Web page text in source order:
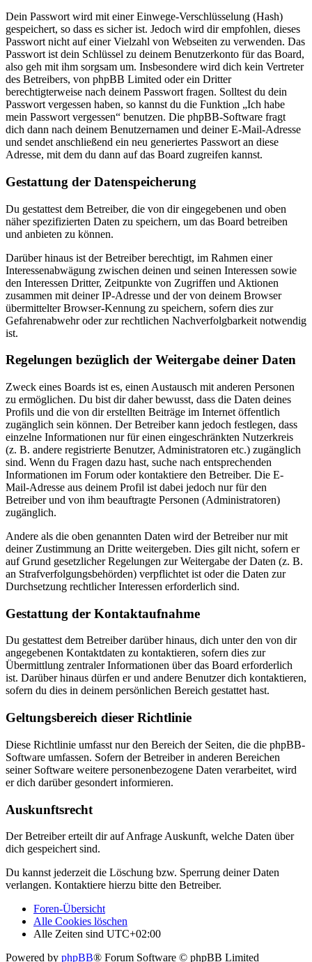
Dein Passwort wird mit einer Einwege-Verschlüsselung (Hash)
gespeichert, so dass es sicher ist. Jedoch wird dir empfohlen, dieses
Passwort nicht auf einer Vielzahl von Webseiten zu verwenden. Das
Passwort ist dein Schlüssel zu deinem Benutzerkonto für das Board,
also geh mit ihm sorgsam um. Insbesondere wird dich kein Vertreter
des Betreibers, von phpBB Limited oder ein Dritter
berechtigterweise nach deinem Passwort fragen. Solltest du dein
Passwort vergessen haben, so kannst du die Funktion „Ich habe
mein Passwort vergessen“ benutzen. Die phpBB-Software fragt
dich dann nach deinem Benutzernamen und deiner E-Mail-Adresse
und sendet anschließend ein neu generiertes Passwort an diese
Adresse, mit dem du dann auf das Board zugreifen kannst.
Gestattung der Datenspeicherung
Du gestattest dem Betreiber, die von dir eingegebenen und oben
näher spezifizierten Daten zu speichern, um das Board betreiben
und anbieten zu können.
Darüber hinaus ist der Betreiber berechtigt, im Rahmen einer
Interessenabwägung zwischen deinen und seinen Interessen sowie
den Interessen Dritter, Zeitpunkte von Zugriffen und Aktionen
zusammen mit deiner IP-Adresse und der von deinem Browser
übermittelter Browser-Kennung zu speichern, sofern dies zur
Gefahrenabwehr oder zur rechtlichen Nachverfolgbarkeit notwendig
ist.
Regelungen bezüglich der Weitergabe deiner Daten
Zweck eines Boards ist es, einen Austausch mit anderen Personen
zu ermöglichen. Du bist dir daher bewusst, dass die Daten deines
Profils und die von dir erstellten Beiträge im Internet öffentlich
zugänglich sein können. Der Betreiber kann jedoch festlegen, dass
einzelne Informationen nur für einen eingeschränkten Nutzerkreis
(z. B. andere registrierte Benutzer, Administratoren etc.) zugänglich
sind. Wenn du Fragen dazu hast, suche nach entsprechenden
Informationen im Forum oder kontaktiere den Betreiber. Die E-
Mail-Adresse aus deinem Profil ist dabei jedoch nur für den
Betreiber und von ihm beauftragte Personen (Administratoren)
zugänglich.
Andere als die oben genannten Daten wird der Betreiber nur mit
deiner Zustimmung an Dritte weitergeben. Dies gilt nicht, sofern er
auf Grund gesetzlicher Regelungen zur Weitergabe der Daten (z. B.
an Strafverfolgungsbehörden) verpflichtet ist oder die Daten zur
Durchsetzung rechtlicher Interessen erforderlich sind.
Gestattung der Kontaktaufnahme
Du gestattest dem Betreiber darüber hinaus, dich unter den von dir
angegebenen Kontaktdaten zu kontaktieren, sofern dies zur
Übermittlung zentraler Informationen über das Board erforderlich
ist. Darüber hinaus dürfen er und andere Benutzer dich kontaktieren,
sofern du dies in deinem persönlichen Bereich gestattet hast.
Geltungsbereich dieser Richtlinie
Diese Richtlinie umfasst nur den Bereich der Seiten, die die phpBB-
Software umfassen. Sofern der Betreiber in anderen Bereichen
seiner Software weitere personenbezogene Daten verarbeitet, wird
er dich darüber gesondert informieren.
Auskunftsrecht
Der Betreiber erteilt dir auf Anfrage Auskunft, welche Daten über
dich gespeichert sind.
Du kannst jederzeit die Löschung bzw. Sperrung deiner Daten
verlangen. Kontaktiere hierzu bitte den Betreiber.
Foren-Übersicht
Alle Cookies löschen
Alle Zeiten sind UTC+02:00
Powered by phpBB® Forum Software © phpBB Limited